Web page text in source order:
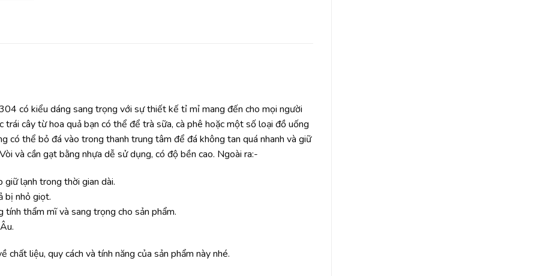
có kiểu dáng sang trọng với sự thiết kế tỉ mỉ mang đến cho mọi người
cây từ hoa quả bạn có thể để trà sữa, cà phê hoặc một số loại đồ uống
có thể bỏ đá vào trong thanh trung tâm để đá không tan quá nhanh và giữ
và cần gạt bằng nhựa dễ sử dụng, có độ bền cao. Ngoài ra:-
giữ lạnh trong thời gian dài.
bị nhỏ giọt.
thẩm mĩ và sang trọng cho sản phẩm.
liệu, quy cách và tính năng của sản phẩm này nhé.